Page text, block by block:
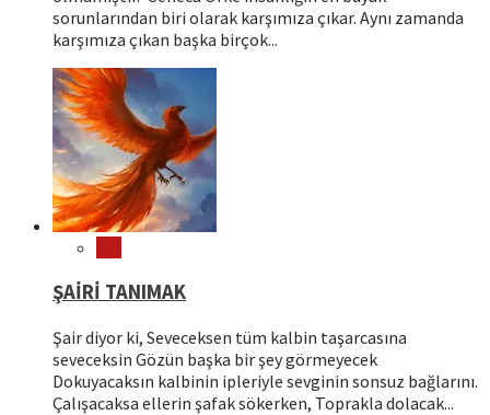
sorunlarından biri olarak karşımıza çıkar. Aynı zamanda
karşımıza çıkan başka birçok...
ŞAİRİ TANIMAK
Şair diyor ki, Seveceksen tüm kalbin taşarcasına
seveceksin Gözün başka bir şey görmeyecek
Dokuyacaksın kalbinin ipleriyle sevginin sonsuz bağlarını.
Çalışacaksa ellerin şafak sökerken, Toprakla dolacak...